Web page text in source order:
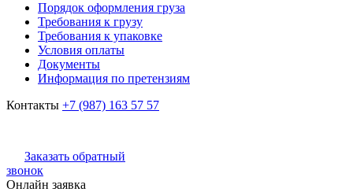
Порядок оформления груза
Требования к грузу
Требования к упаковке
Условия оплаты
Документы
Информация по претензиям
Контакты +7 (987) 163 57 57
Заказать обратный
звонок
Онлайн заявка